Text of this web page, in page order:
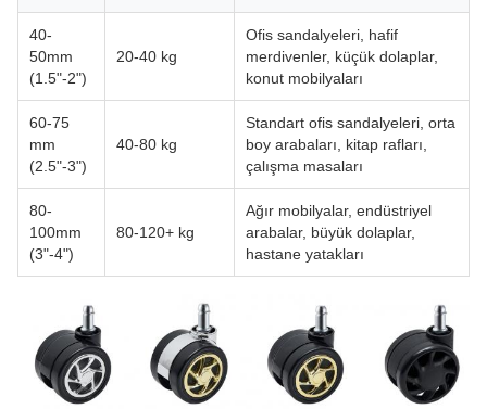
40-
50mm
(1.5"-2")
20-40 kg
Ofis sandalyeleri, hafif
merdivenler, küçük dolaplar,
konut mobilyaları
60-75
mm
(2.5"-3")
40-80 kg
Standart ofis sandalyeleri, orta
boy arabaları, kitap rafları,
çalışma masaları
80-
100mm
(3"-4")
80-120+ kg
Ağır mobilyalar, endüstriyel
arabalar, büyük dolaplar,
hastane yatakları